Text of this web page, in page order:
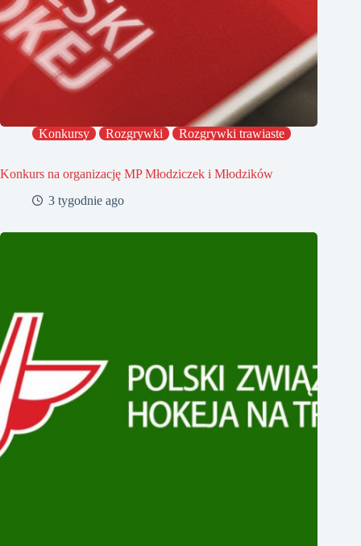
Konkursy Rozgrywki Rozgrywki trawiaste
Konkurs na organizację MP Młodziczek i Młodzików
3 tygodnie ago